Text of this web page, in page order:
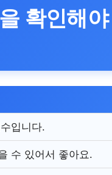
확인해
입니다.
수 있어서 좋아요.